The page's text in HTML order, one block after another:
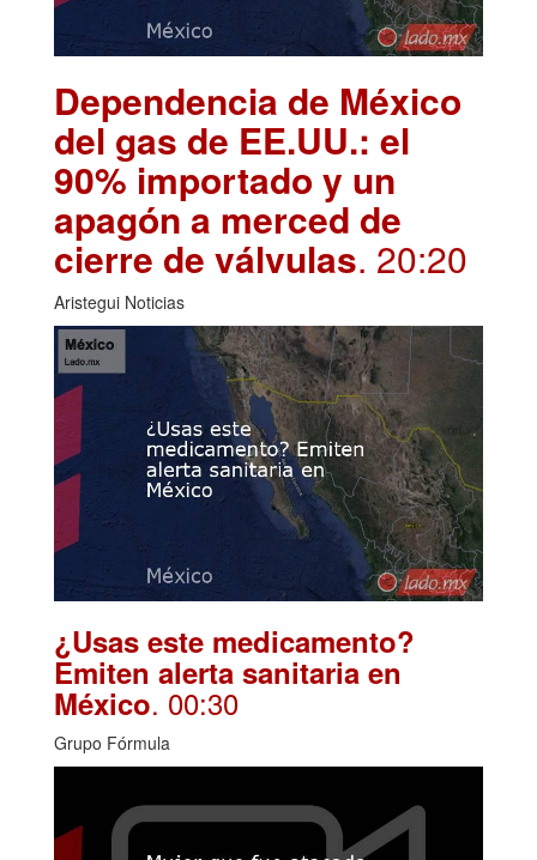
Dependencia de México
del gas de EE.UU.: el
90% importado y un
apagón a merced de
cierre de válvulas. 20:20
Aristegui Noticias
¿Usas este medicamento?
Emiten alerta sanitaria en
México. 00:30
Grupo Fórmula